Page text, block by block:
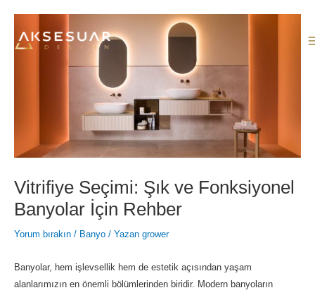
Vitrifiye Seçimi: Şık ve Fonksiyonel
Banyolar İçin Rehber
Yorum bırakın / Banyo / Yazan grower
Banyolar, hem işlevsellik hem de estetik açısından yaşam
alanlarımızın en önemli bölümlerinden biridir. Modern banyoların